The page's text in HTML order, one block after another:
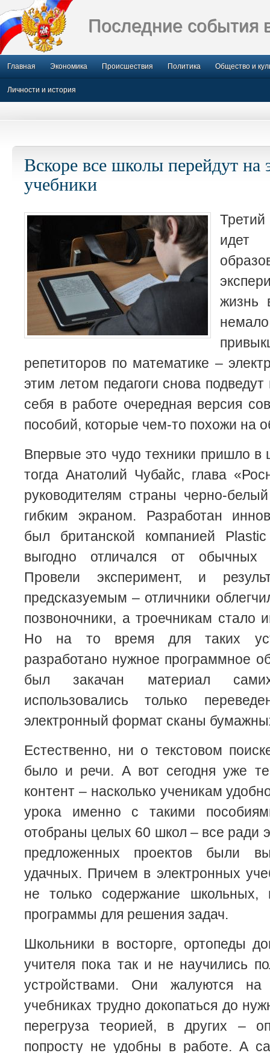
Последние события
Главная Экономика Происшествия Политика Общество и
Личности и история
Вскоре все школы перейдут на
учебники
жизнь
репетиторов по математике –
этим летом педагоги снова подведут
себя в работе очередная версия
пособий, которые чем-то похожи на
Впервые это чудо техники пришло в
тогда Анатолий Чубайс, глава
руководителям страны черно-
гибким экраном. Разработан
был британской компанией
выгодно отличался от обычных
Провели эксперимент, и
предсказуемым – отличники
позвоночники, а троечникам стало
Но на то время для таких
разработано нужное программное
был закачан материал
использовались только
электронный формат сканы
Естественно, ни о текстовом
было и речи. А вот сегодня уже
контент – насколько ученикам
урока именно с такими
отобраны целых 60 школ – все ради
предложенных проектов были
удачных. Причем в электронных
не только содержание
программы для решения задач.
Школьники в восторге, ортопеды
учителя пока так и не научились
устройствами. Они жалуются
учебниках трудно докопаться до
перегруза теорией, в других –
попросту не удобны в работе. А